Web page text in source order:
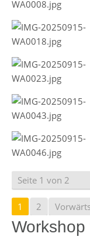
Seite 1 von 2
1 2
Workshop